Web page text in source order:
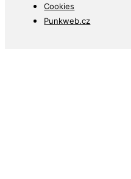
Cookies
Punkweb.cz